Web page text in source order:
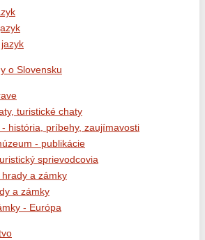
o Slovensku
turistické chaty
história, príbehy, zaujímavosti
- publikácie
sprievodcovia
a zámky
a zámky
- Európa